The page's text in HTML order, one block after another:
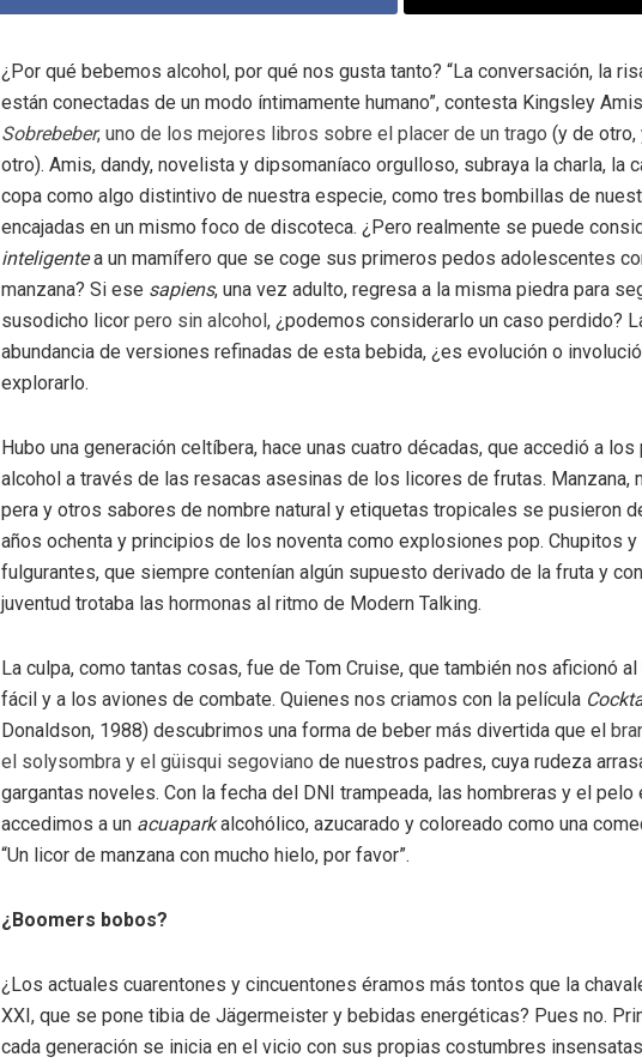
¿Por qué bebemos alcohol, por qué nos gusta tanto? “La conversación, la
están conectadas de un modo íntimamente humano”, contesta Kingsley
Sobrebeber, uno de los mejores libros sobre el placer de un trago (y de otro,
otro). Amis, dandy, novelista y dipsomaníaco orgulloso, subraya la charla, la
copa como algo distintivo de nuestra especie, como tres bombillas de
encajadas en un mismo foco de discoteca. ¿Pero realmente se puede
inteligentea un mamífero que se coge sus primeros pedos adolescentes
manzana? Si ese sapiens, una vez adulto, regresa a la misma piedra para
susodicho licor pero sin alcohol, ¿podemos considerarlo un caso perdido?
abundancia de versiones refinadas de esta bebida, ¿es evolución o
explorarlo.
Hubo una generación celtíbera, hace unas cuatro décadas, que accedió a
alcohol a través de las resacas asesinas de los licores de frutas. Manzana,
pera y otros sabores de nombre natural y etiquetas tropicales se pusieron
años ochenta y principios de los noventa como explosiones pop. Chupitos
fulgurantes, que siempre contenían algún supuesto derivado de la fruta y
juventud trotaba las hormonas al ritmo de Modern Talking.
La culpa, como tantas cosas, fue de Tom Cruise, que también nos aficionó al
fácil y a los aviones de combate. Quienes nos criamos con la película
Donaldson, 1988) descubrimos una forma de beber más divertida que el
el solysombra y el güisqui segoviano de nuestros padres, cuya rudeza
gargantas noveles. Con la fecha del DNI trampeada, las hombreras y el pelo
accedimos a un acuaparkalcohólico, azucarado y coloreado como una
“Un licor de manzana con mucho hielo, por favor”.
¿Boomers bobos?
¿Los actuales cuarentones y cincuentones éramos más tontos que la
XXI, que se pone tibia de Jägermeister y bebidas energéticas? Pues no.
cada generación se inicia en el vicio con sus propias costumbres